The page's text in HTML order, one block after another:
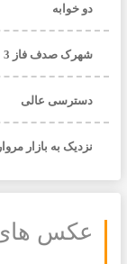
دو خوابه
شهرک صدف فاز 3
دسترسی عالی
نزدیک به بازار